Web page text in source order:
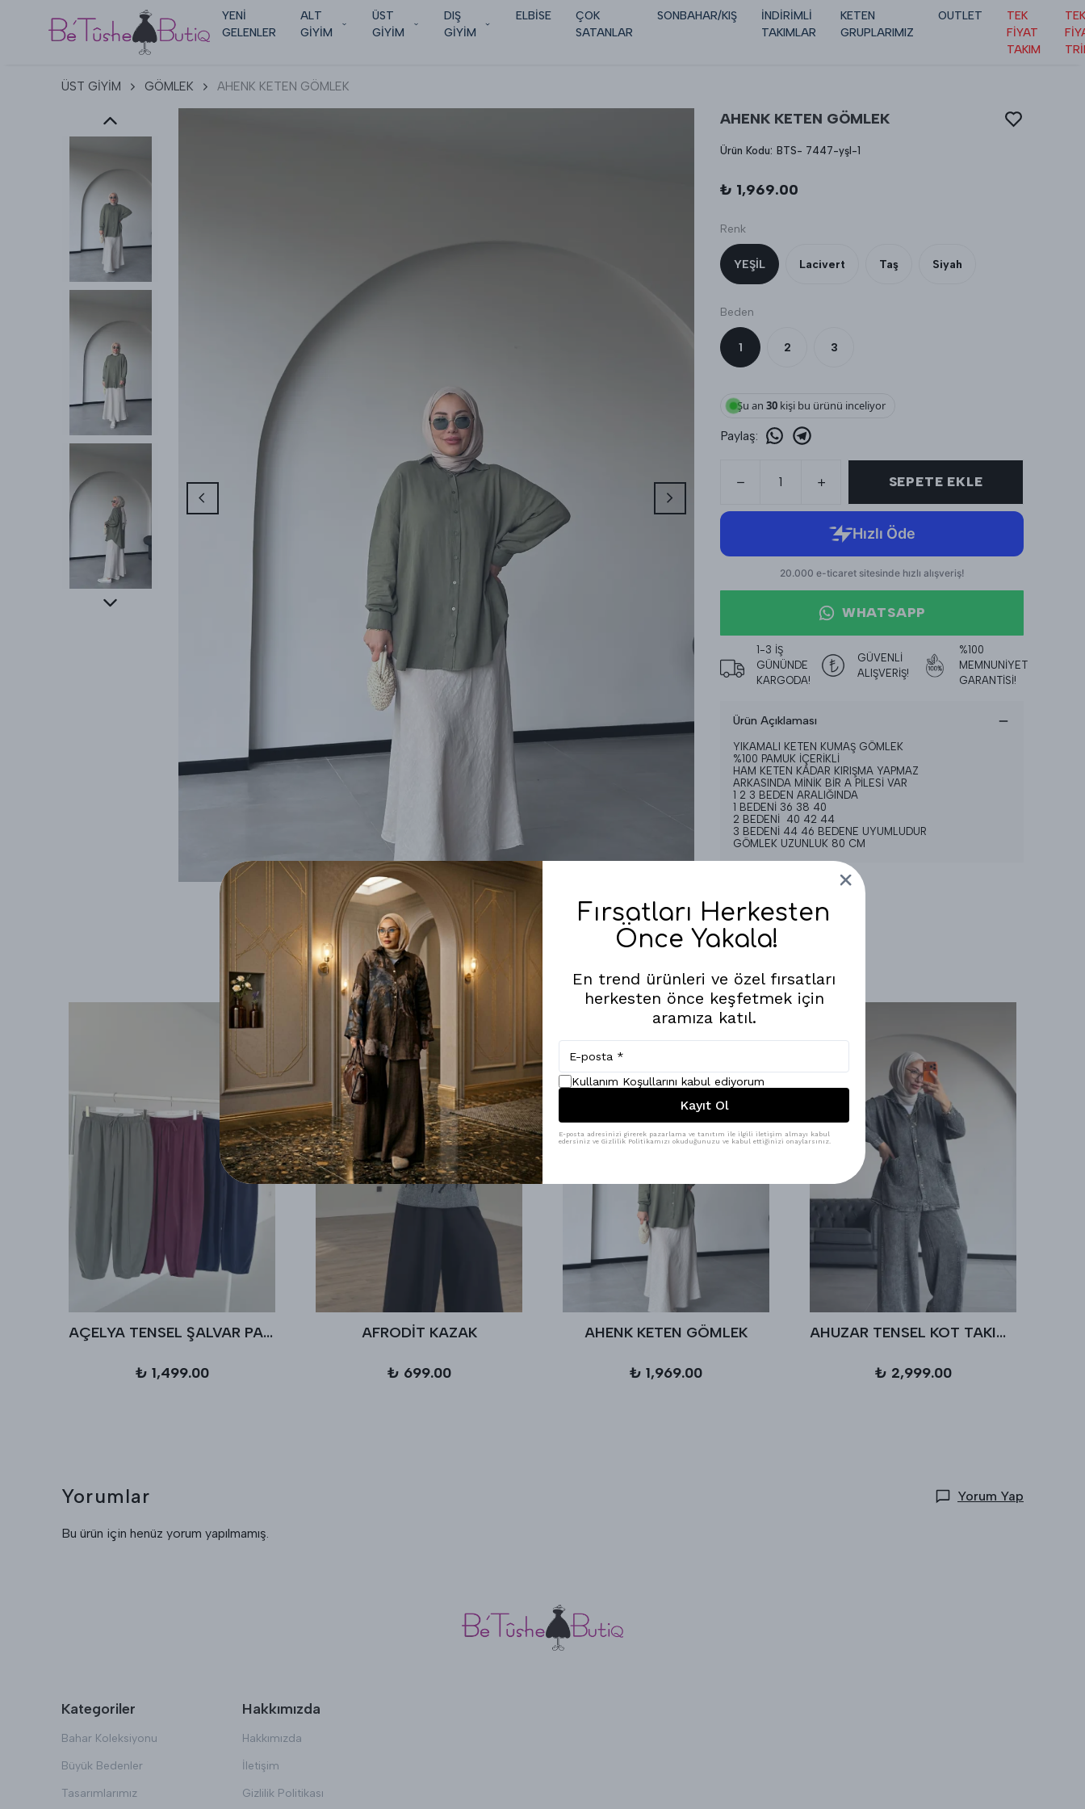
YENİ
GELENLER
ALT
GİYİM
ÜST
GİYİM
DIŞ
GİYİM
ELBİSE
ÇOK
SATANLAR
SONBAHAR/KIŞ
İNDİRİMLİ
TAKIMLAR
KETEN
GRUPLARIMIZ
OUTLET
TEK
FİYAT
TAKIM
TEK
ÜST GİYİM GÖMLEK AHENK KETEN GÖMLEK
AHENK KETEN GÖMLEK
Ürün Kodu: BTS- 7447-yşl-1
₺ 1,969.00
Renk
YEŞİL Lacivert Taş Siyah
Beden
1 2 3
Şu an 30kişi bu ürünü inceliyor
Paylaş:
SEPETE EKLE
WHATSAPP
1-3 İŞ
GÜNÜNDE
KARGODA!
GÜVENLİ
ALIŞVERİŞ!
%100
MEMNUNİYET
GARANTİSİ!
Ürün Açıklaması
YIKAMALI KETEN KUMAŞ GÖMLEK
%100 PAMUK İÇERİKLİ
HAM KETEN KADAR KIRIŞMA YAPMAZ
ARKASINDA MİNİK BİR A PİLESİ VAR
1 2 3 BEDEN ARALIĞINDA
1 BEDENİ 36 38 40
2 BEDENİ 40 42 44
3 BEDENİ 44 46 BEDENE UYUMLUDUR
GÖMLEK UZUNLUK 80 CM
Benzer Ürünler
AÇELYA TENSEL ŞALVAR PANTALON
₺ 1,499.00
AFRODİT KAZAK
₺ 699.00
AHENK KETEN GÖMLEK
₺ 1,969.00
AHUZAR TENSEL KOT TAKIM - Antrasit
₺ 2,999.00
Yorumlar Yorum Yap
Bu ürün için henüz yorum yapılmamış.
Kategoriler
Bahar Koleksiyonu
Büyük Bedenler
Tasarımlarımız
Hakkımızda
Hakkımızda
İletişim
Gizlilik Politikası
Fırsatları Herkesten
Önce Yakala!
En trend ürünleri ve özel fırsatları
herkesten önce keşfetmek için
aramıza katıl.
Kullanım Koşullarını kabul ediyorum
Kayıt Ol
E-posta adresinizi girerek pazarlama ve tanıtım ile ilgili iletişim almayı kabul
edersiniz ve Gizlilik Politikamızı okuduğunuzu ve kabul ettiğinizi onaylarsınız.